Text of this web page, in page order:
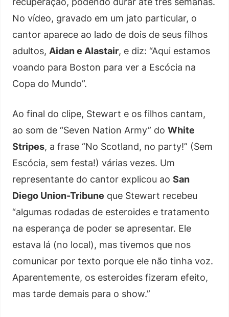
No vídeo, gravado em um jato particular, o
cantor aparece ao lado de dois de seus filhos
adultos, Aidan e Alastair, e diz: “Aqui estamos
voando para Boston para ver a Escócia na
Copa do Mundo”.
Ao final do clipe, Stewart e os filhos cantam,
ao som de “Seven Nation Army” do White
Stripes, a frase “No Scotland, no party!” (Sem
Escócia, sem festa!) várias vezes. Um
representante do cantor explicou ao San
Diego Union-Tribune que Stewart recebeu
“algumas rodadas de esteroides e tratamento
na esperança de poder se apresentar. Ele
estava lá (no local), mas tivemos que nos
comunicar por texto porque ele não tinha voz.
Aparentemente, os esteroides fizeram efeito,
mas tarde demais para o show.”